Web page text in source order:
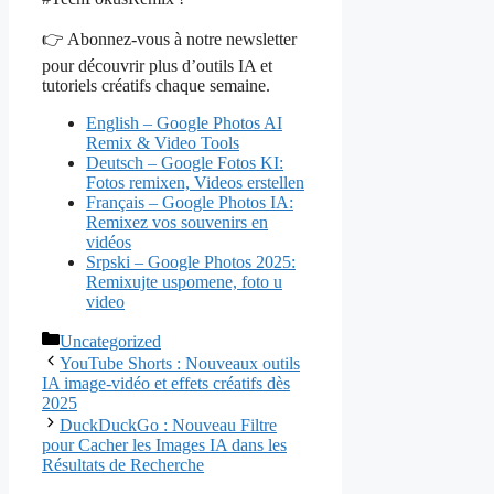
👉 Abonnez-vous à notre newsletter
pour découvrir plus d’outils IA et
tutoriels créatifs chaque semaine.
English – Google Photos AI
Remix & Video Tools
Deutsch – Google Fotos KI:
Fotos remixen, Videos erstellen
Français – Google Photos IA:
Remixez vos souvenirs en
vidéos
Srpski – Google Photos 2025:
Remixujte uspomene, foto u
video
Catégories
Uncategorized
YouTube Shorts : Nouveaux outils
IA image-vidéo et effets créatifs dès
2025
DuckDuckGo : Nouveau Filtre
pour Cacher les Images IA dans les
Résultats de Recherche